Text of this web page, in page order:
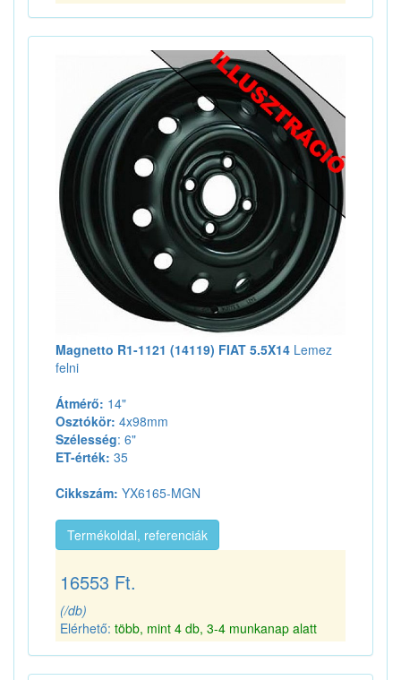
Magnetto R1-1121 (14119) FIAT 5.5X14 Lemez
felni
Átmérő: 14"
Osztókör: 4x98mm
Szélesség: 6"
ET-érték: 35
Cikkszám: YX6165-MGN
Termékoldal, referenciák
16553 Ft.
(/db)
Elérhető: több, mint 4 db, 3-4 munkanap alatt